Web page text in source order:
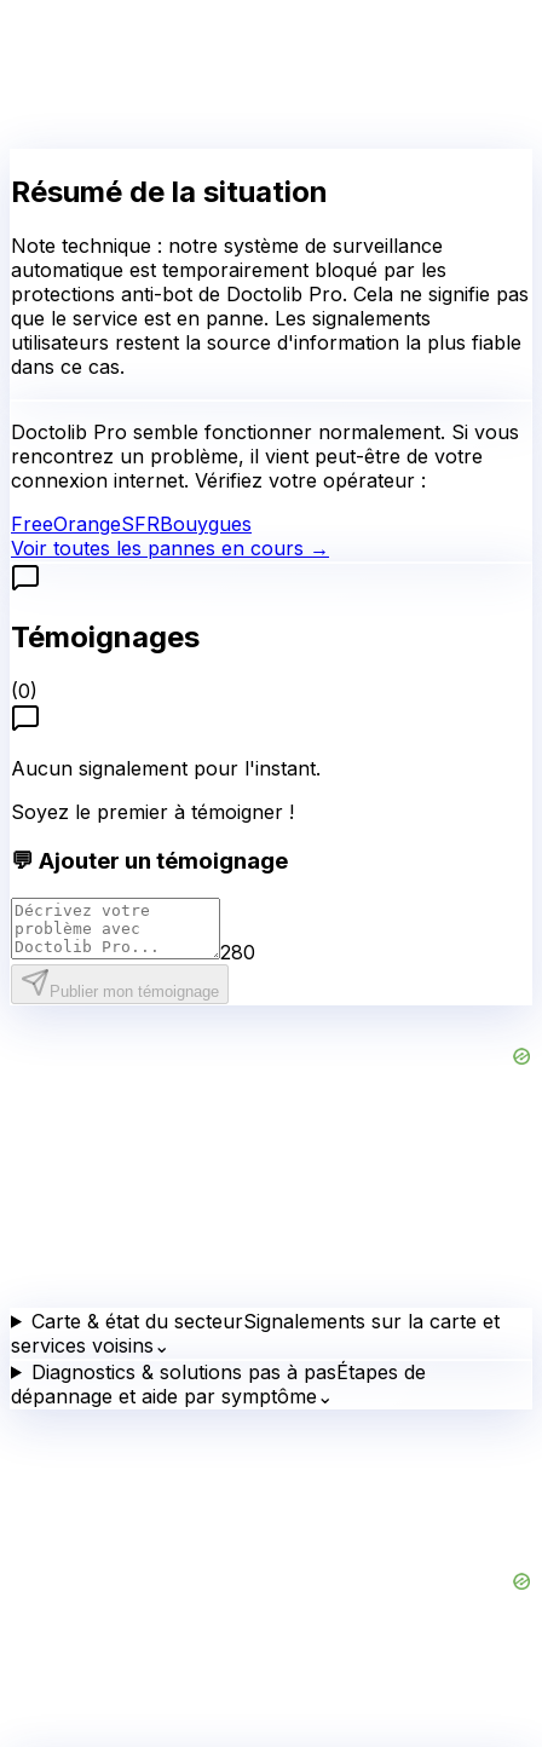
Résumé de la situation
Note technique : notre système de surveillance
automatique est temporairement bloqué par les
protections anti-bot de Doctolib Pro. Cela ne signifie pas
que le service est en panne. Les signalements
utilisateurs restent la source d'information la plus fiable
dans ce cas.
Doctolib Pro semble fonctionner normalement. Si vous
rencontrez un problème, il vient peut-être de votre
connexion internet. Vérifiez votre opérateur :
FreeOrangeSFRBouygues
Voir toutes les pannes en cours →
Témoignages
(0)
Aucun signalement pour l'instant.
Soyez le premier à témoigner !
💬 Ajouter un témoignage
280
Publier mon témoignage
Carte & état du secteurSignalements sur la carte et
services voisins ⌄
Diagnostics & solutions pas à pasÉtapes de
dépannage et aide par symptôme⌄